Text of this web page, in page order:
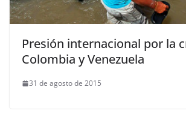
Presión internacional por la
Colombia y Venezuela
31 de agosto de 2015